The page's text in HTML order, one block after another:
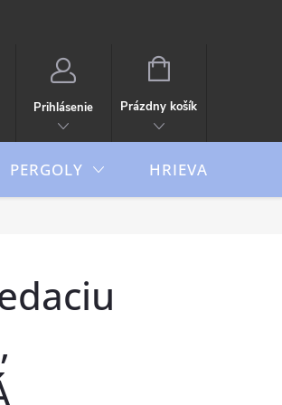
Prihlásenie
NÁKUPNÝ
Prázdny košík
PERGOLY HRIEVAČE